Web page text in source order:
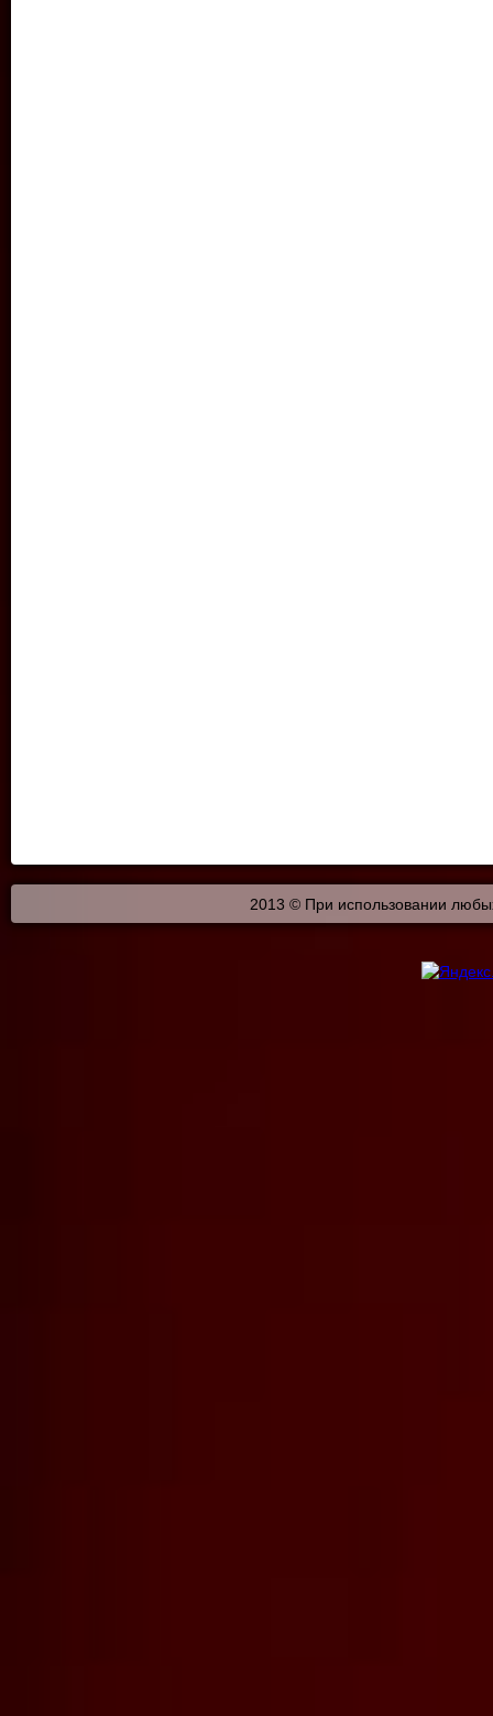
2013 © При использовании